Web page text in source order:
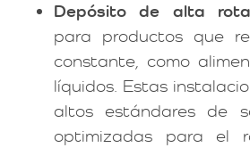
Depósito de alta
para productos que
constante, como
líquidos. Estas
altos estándares de
optimizadas para el